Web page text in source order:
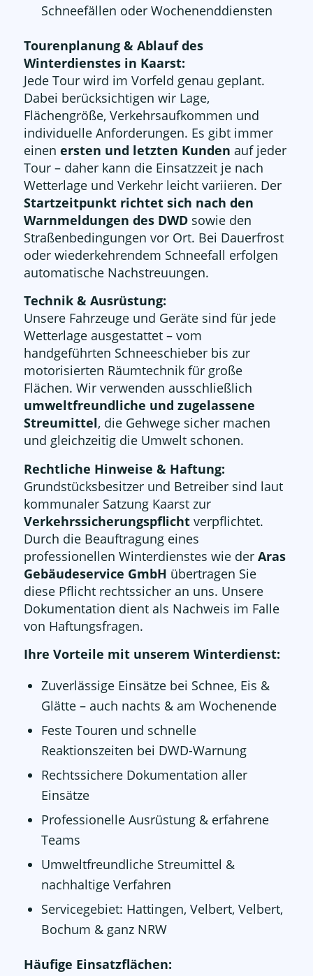
Schneefällen oder Wochenenddiensten
Tourenplanung & Ablauf des
Winterdienstes in Kaarst:
Jede Tour wird im Vorfeld genau geplant.
Dabei berücksichtigen wir Lage,
Flächengröße, Verkehrsaufkommen und
individuelle Anforderungen. Es gibt immer
einen ersten und letzten Kunden auf jeder
Tour – daher kann die Einsatzzeit je nach
Wetterlage und Verkehr leicht variieren. Der
Startzeitpunkt richtet sich nach den
Warnmeldungen des DWDsowie den
Straßenbedingungen vor Ort. Bei Dauerfrost
oder wiederkehrendem Schneefall erfolgen
automatische Nachstreuungen.
Technik & Ausrüstung:
Unsere Fahrzeuge und Geräte sind für jede
Wetterlage ausgestattet – vom
handgeführten Schneeschieber bis zur
motorisierten Räumtechnik für große
Flächen. Wir verwenden ausschließlich
umweltfreundliche und zugelassene
Streumittel, die Gehwege sicher machen
und gleichzeitig die Umwelt schonen.
Rechtliche Hinweise & Haftung:
Grundstücksbesitzer und Betreiber sind laut
kommunaler Satzung Kaarst zur
Verkehrssicherungspflichtverpflichtet.
Durch die Beauftragung eines
professionellen Winterdienstes wie der Aras
Gebäudeservice GmbH übertragen Sie
diese Pflicht rechtssicher an uns. Unsere
Dokumentation dient als Nachweis im Falle
von Haftungsfragen.
Ihre Vorteile mit unserem Winterdienst:
Zuverlässige Einsätze bei Schnee, Eis &
Glätte – auch nachts & am Wochenende
Feste Touren und schnelle
Reaktionszeiten bei DWD-Warnung
Rechtssichere Dokumentation aller
Einsätze
Professionelle Ausrüstung & erfahrene
Teams
Umweltfreundliche Streumittel &
nachhaltige Verfahren
Servicegebiet: Hattingen, Velbert, Velbert,
Bochum & ganz NRW
Häufige Einsatzflächen: